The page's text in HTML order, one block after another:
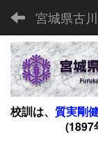
宮城県古
校訓は、 質実剛
(1897